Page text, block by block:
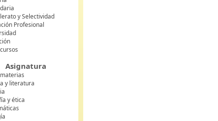
y Selectividad
Profesional
Asignatura
y literatura
y ética